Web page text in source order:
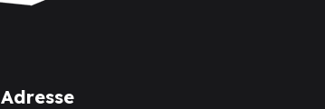
Adresse